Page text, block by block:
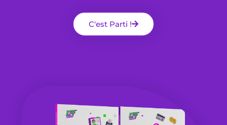
C'est Parti !